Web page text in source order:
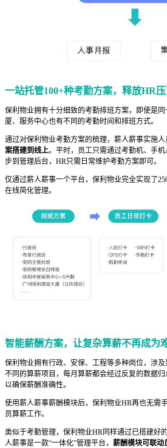
一站托管100+种考勤方案，释放HR
保利物业拥有十分细致的考勤排班方案，即使是
厦、服务中心也有不同的考勤时间和排班方式。
通过对保利物业考勤方案的梳理，薪人薪事实施
案搭建到线上。平时，员工只需通过考勤机、手
步到管理后台，HR只需日常维护考勤方案即可。
仅通过薪人薪事一个平台，保利物业完全实现了
在线简化管理。
智能薪酬方案，让复杂算薪不再成为
保利物业拥有行政、安保、工程等多种岗位，涉
不同的算薪项目，每月算薪都会经过反复的数据归
以确保薪酬准确性。
使用薪人薪事薪酬模块后，保利物业HR再也无需
员算薪工作。
类似于考勤管理，保利物业HR同样通过已搭建好
人薪事是一款“一体化”管理平台， 薪酬模块可联动